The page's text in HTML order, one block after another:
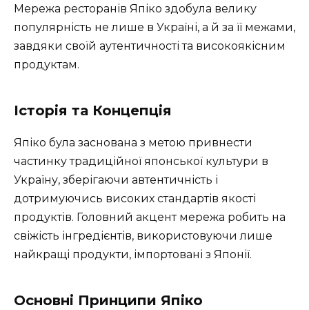
Мережа ресторанів Япіко здобула велику
популярність не лише в Україні, а й за її межами,
завдяки своїй аутентичності та високоякісним
продуктам.
Історія та Концепція
Япіко була заснована з метою привнести
частинку традиційної японської культури в
Україну, зберігаючи автентичність і
дотримуючись високих стандартів якості
продуктів. Головний акцент мережа робить на
свіжість інгредієнтів, використовуючи лише
найкращі продукти, імпортовані з Японії.
Основні Принципи Япіко